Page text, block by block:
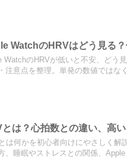
WatchのHRVはどう見る
WatchのHRVが低いと不安、どう
注意点を整理。単発の数値ではな
とは？心拍数との違い、高
は何かを初心者向けにやさしく解
、睡眠やストレスとの関係、